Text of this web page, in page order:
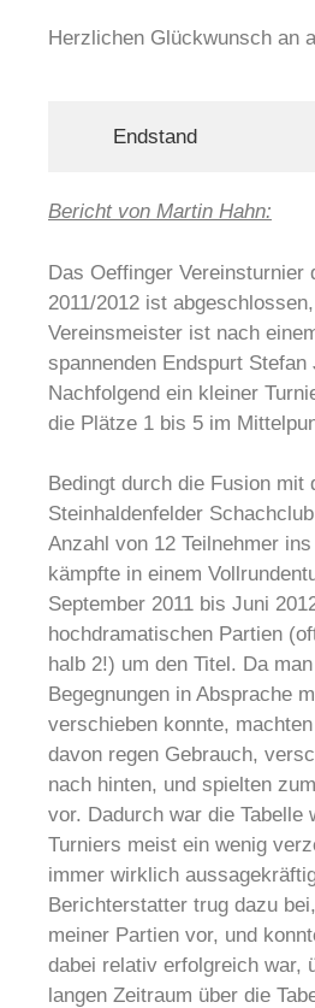
Herzlichen Glückwunsch an
Endstand
Bericht von Martin Hahn:
Das Oeffinger Vereinsturnier
2011/2012 ist
Vereinsmeister ist nach
spannenden Endspurt Stefan
Nachfolgend ein kleiner
die Plätze 1 bis 5 im
Bedingt durch die Fusion mit
Steinhaldenfelder
Anzahl von 12 Teilnehmer
kämpfte in einem
September 2011 bis Juni
hochdramatischen Partien
halb 2!) um den Titel. Da
Begegnungen in Absprache
verschieben konnte,
davon regen Gebrauch,
nach hinten, und spielten
vor. Dadurch war die Tabelle
Turniers meist ein wenig
immer wirklich
Berichterstatter trug dazu
meiner Partien vor, und
dabei relativ erfolgreich war,
langen Zeitraum über die